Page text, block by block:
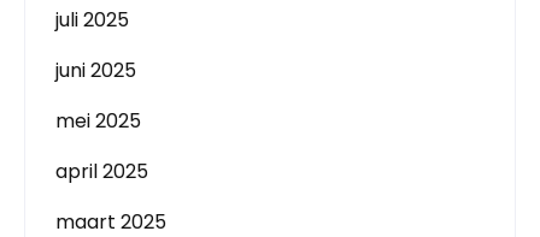
juli 2025
juni 2025
mei 2025
april 2025
maart 2025